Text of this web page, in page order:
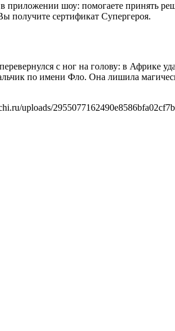
шоу: помогаете принять
получите сертификат Супергероя.
с ног на голову: в Африке
по имени Фло. Она лишила
uploads/